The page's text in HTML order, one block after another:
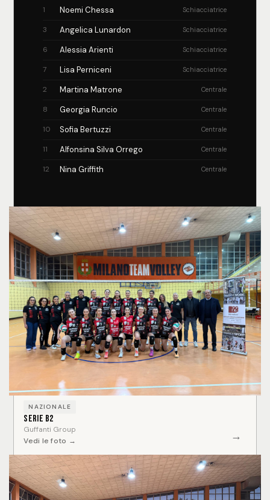
1 Noemi Chessa Schiacciatrice
3 Angelica Lunardon Schiacciatrice
6 Alessia Arienti Schiacciatrice
7 Lisa Perniceni Schiacciatrice
2 Martina Matrone Centrale
8 Georgia Runcio Centrale
10 Sofia Bertuzzi Centrale
11 Alfonsina Silva Orrego Centrale
12 Nina Griffith Centrale
NAZIONALE
Serie B2
Guffanti Group
Vedi le foto →
→